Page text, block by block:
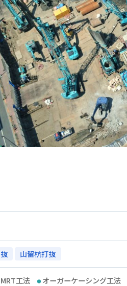
山留杭打抜
MRT工法 オーガーケーシング工法